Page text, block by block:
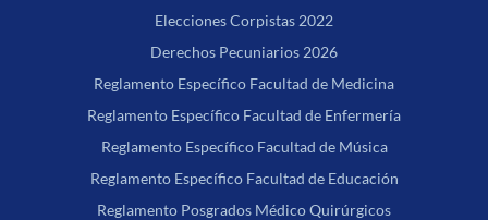
Elecciones Corpistas 2022
Derechos Pecuniarios 2026
Reglamento Específico Facultad de Medicina
Reglamento Específico Facultad de Enfermería
Reglamento Específico Facultad de Música
Reglamento Específico Facultad de Educación
Reglamento Posgrados Médico Quirúrgicos